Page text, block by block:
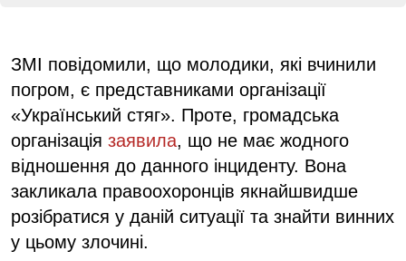
ЗМІ повідомили, що молодики, які вчинили
погром, є представниками організації
«Український стяг». Проте, громадська
організація заявила, що не має жодного
відношення до данного інциденту. Вона
закликала правоохоронців якнайшвидше
розібратися у даній ситуації та знайти винних
у цьому злочині.